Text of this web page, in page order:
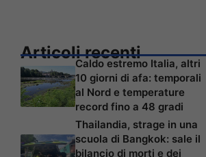
Articoli recenti
Caldo estremo Italia, altri
10 giorni di afa: temporali
al Nord e temperature
record fino a 48 gradi
Thailandia, strage in una
scuola di Bangkok: sale il
bilancio di morti e dei